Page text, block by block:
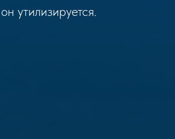
утилизируется.